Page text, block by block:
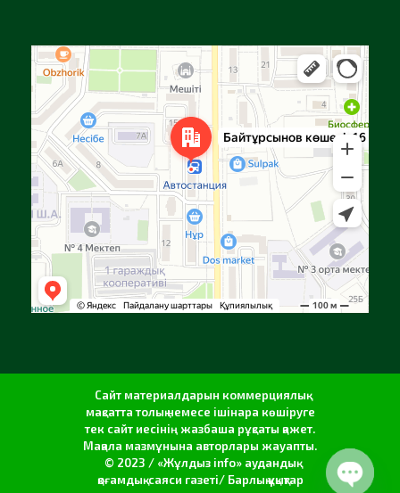
Яндекс Карталар — көлік, навигация, орындарды іздеу
Сайт материалдарын коммерциялық
мақсатта толық немесе ішінара көшіруге
тек сайт иесінің жазбаша рұқсаты қажет.
Мақала мазмұнына авторлары жауапты.
© 2023 / «Жұлдыз info» аудандық
қоғамдық-саяси газеті/ Барлық құқықтар